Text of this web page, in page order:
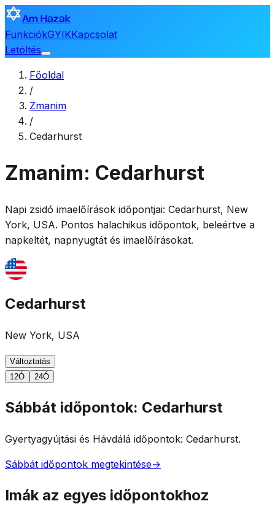
Am Hazak
FunkciókGYIKKapcsolat
Letöltés
Főoldal
/
Zmanim
/
Cedarhurst
Zmanim: Cedarhurst
Napi zsidó imaelőírások időpontjai: Cedarhurst, New
York, USA. Pontos halachikus időpontok, beleértve a
napkeltét, napnyugtát és imaelőírásokat.
Cedarhurst
New York, USA
Változtatás
12Ó
24Ó
Sábbát időpontok: Cedarhurst
Gyertyagyújtási és Hávdálá időpontok: Cedarhurst.
Sábbát időpontok megtekintése→
Imák az egyes időpontokhoz